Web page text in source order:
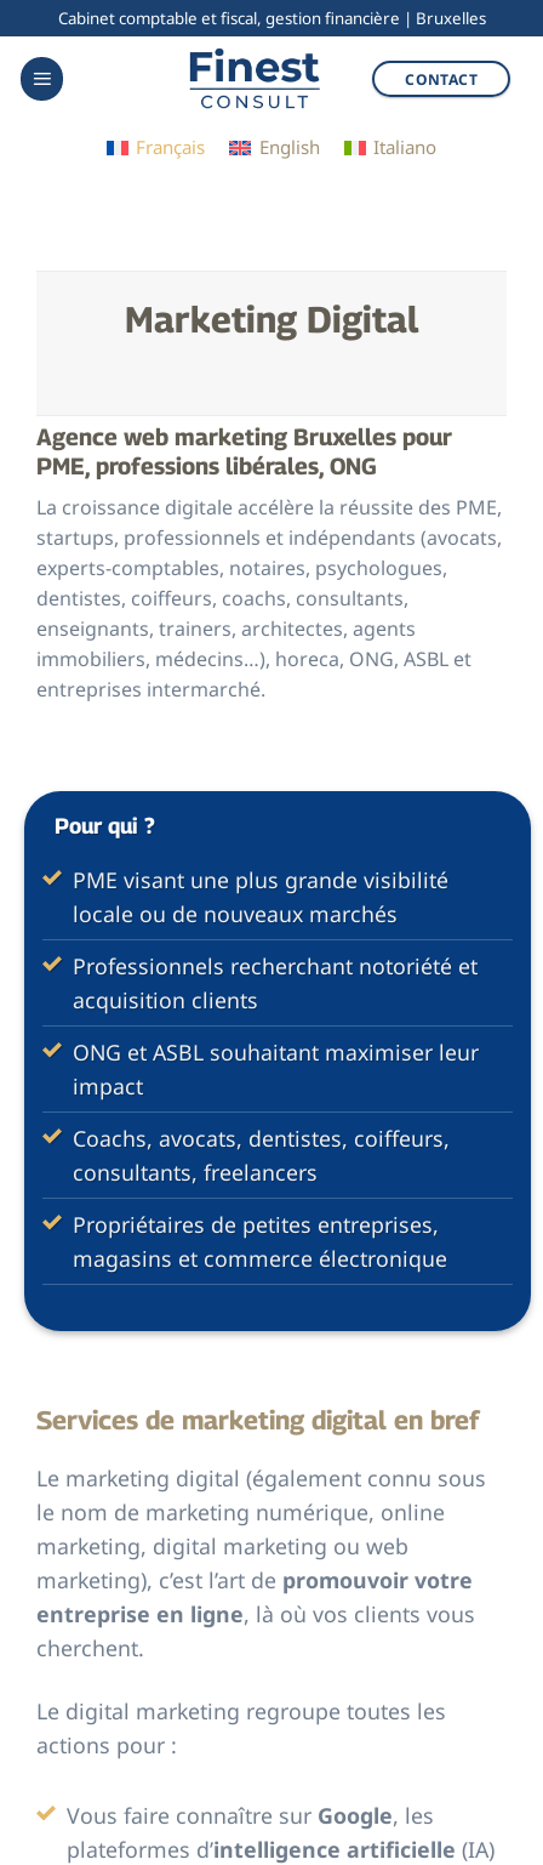
content
Cabinet comptable et fiscal, gestion financière | Bruxelles
CONTACT
Français English Italiano
Marketing Digital
Agence web marketing Bruxelles pour
PME, professions libérales, ONG
La croissance digitale accélère la réussite des PME,
startups, professionnels et indépendants (avocats,
experts-comptables, notaires, psychologues,
dentistes, coiffeurs, coachs, consultants,
enseignants, trainers, architectes, agents
immobiliers, médecins…), horeca, ONG, ASBL et
entreprises intermarché.
Pour qui ?
PME visant une plus grande visibilité
locale ou de nouveaux marchés
Professionnels recherchant notoriété et
acquisition clients
ONG et ASBL souhaitant maximiser leur
impact
Coachs, avocats, dentistes, coiffeurs,
consultants, freelancers
Propriétaires de petites entreprises,
magasins et commerce électronique
Services de marketing digital en bref
Le marketing digital (également connu sous
le nom de marketing numérique, online
marketing, digital marketing ou web
marketing), c’est l’art de promouvoir votre
entreprise en ligne, là où vos clients vous
cherchent.
Le digital marketing regroupe toutes les
actions pour :
Vous faire connaître sur Google, les
plateformes d’intelligence artificielle (IA)